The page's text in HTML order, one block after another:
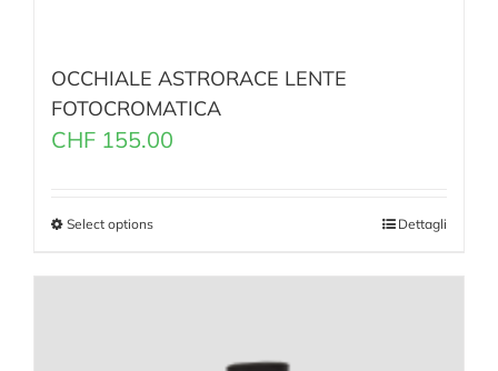
OCCHIALE ASTRORACE LENTE
FOTOCROMATICA
CHF 155.00
Select options Dettagli